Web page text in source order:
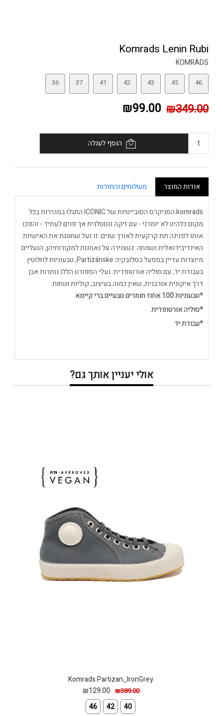
Komrads Lenin Rubi
KOMRADS
36 37 41 42 43 45 46
₪349.00
₪99.00
הוסף לעגלה
אודות המוצר משלוחים והחזרות
komrads הסניקרס הסובייטיות של ICONIC התגלו במהירות בכל
מקום כלהיט לא יומרני - עם זיקה נוסטלגית אך פנים לעתיד - והפכו
אותו לפנינה תת קרקעית לאורך שנים. זו נעל שחוגגת את האישיות
האינדיבידואלית ושמחה. כשמירה על נאמנות למקורותיהן, הנעליים
מיוצרות עדיין במפעל בסלובקיה Partizánske, טבעוניות לחלוטין
בעבודת יד, עם סוליה אורטופדית. נעלי הספורט הללו נותרות אבן
דרך איקונית אורבנית, שאין כמוה בעיצוב, קוליות ונוחות.
*טבעוניות 100 אחוז חומרים טבעיים ברי קיימא
*סוליה אורטופדית
*עבודת יד
אולי יעניין אותך גם?
Komrads Partizan_IronGrey
₪389.00
₪129.00
40
42
46